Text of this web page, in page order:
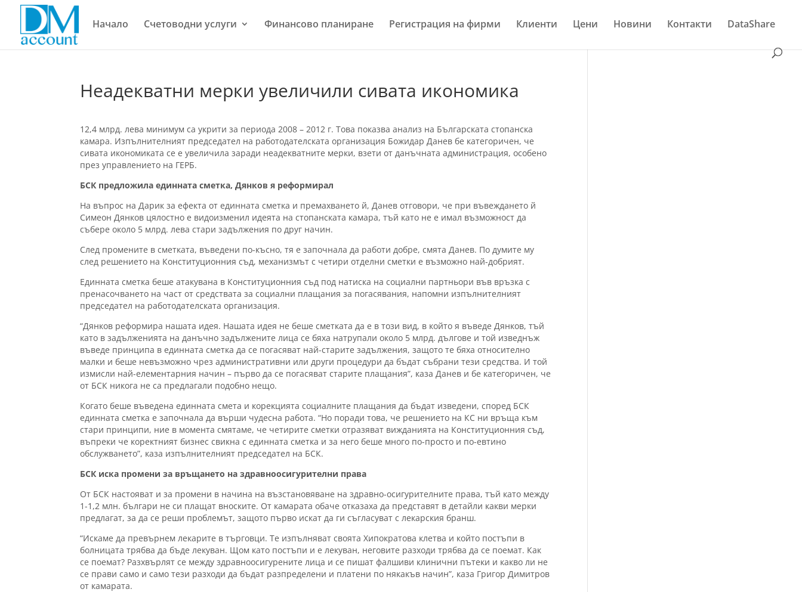
Начало Счетоводни услуги Финансово планиране Регистрация на фирми Клиенти Цени Новини Контакти DataShare
Неадекватни мерки увеличили сивата икономика
12,4 млрд. лева минимум са укрити за периода 2008 – 2012 г. Това показва анализ на Българската стопанска
камара. Изпълнителният председател на работодателската организация Божидар Данев бе категоричен, че
сивата икономиката се е увеличила заради неадекватните мерки, взети от данъчната администрация, особено
през управлението на ГЕРБ.
БСК предложила единната сметка, Дянков я реформирал
На въпрос на Дарик за ефекта от единната сметка и премахването й, Данев отговори, че при въвеждането й
Симеон Дянков цялостно е видоизменил идеята на стопанската камара, тъй като не е имал възможност да
събере около 5 млрд. лева стари задължения по друг начин.
След промените в сметката, въведени по-късно, тя е започнала да работи добре, смята Данев. По думите му
след решението на Конституционния съд, механизмът с четири отделни сметки е възможно най-добрият.
Единната сметка беше атакувана в Конституционния съд под натиска на социални партньори във връзка с
пренасочването на част от средствата за социални плащания за погасявания, напомни изпълнителният
председател на работодателската организация.
“Дянков реформира нашата идея. Нашата идея не беше сметката да е в този вид, в който я въведе Дянков, тъй
като в задълженията на данъчно задължените лица се бяха натрупали около 5 млрд. дългове и той изведнъж
въведе принципа в единната сметка да се погасяват най-старите задължения, защото те бяха относително
малки и беше невъзможно чрез административни или други процедури да бъдат събрани тези средства. И той
измисли най-елементарния начин – първо да се погасяват старите плащания”, каза Данев и бе категоричен, че
от БСК никога не са предлагали подобно нещо.
Когато беше въведена единната смета и корекцията социалните плащания да бъдат изведени, според БСК
единната сметка е започнала да върши чудесна работа. “Но поради това, че решението на КС ни връща към
стари принципи, ние в момента смятаме, че четирите сметки отразяват вижданията на Конституционния съд,
въпреки че коректният бизнес свикна с единната сметка и за него беше много по-просто и по-евтино
обслужването”, каза изпълнителният председател на БСК.
БСК иска промени за връщането на здравноосигурителни права
От БСК настояват и за промени в начина на възстановяване на здравно-осигурителните права, тъй като между
1-1,2 млн. българи не си плащат вноските. От камарата обаче отказаха да представят в детайли какви мерки
предлагат, за да се реши проблемът, защото първо искат да ги съгласуват с лекарския бранш.
“Искаме да превърнем лекарите в търговци. Те изпълняват своята Хипократова клетва и който постъпи в
болницата трябва да бъде лекуван. Щом като постъпи и е лекуван, неговите разходи трябва да се поемат. Как
се поемат? Разхвърлят се между здравноосигурените лица и се пишат фалшиви клинични пътеки и какво ли не
се прави само и само тези разходи да бъдат разпределени и платени по някакъв начин”, каза Григор Димитров
от камарата.